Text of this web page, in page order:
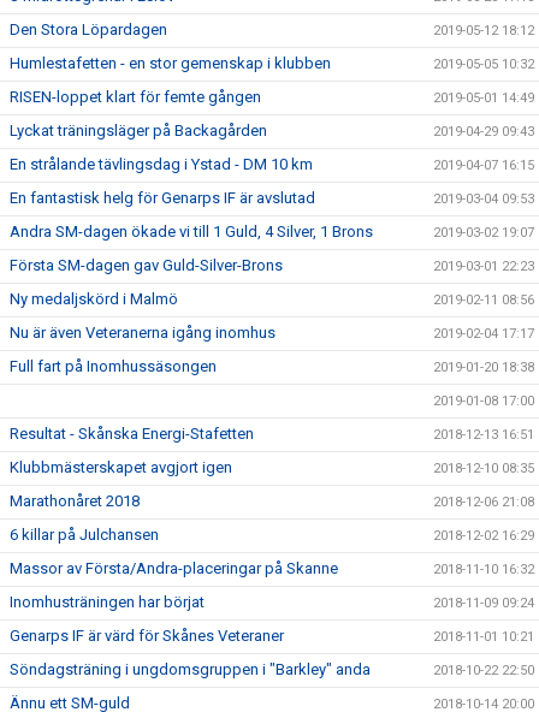
Den Stora Löpardagen 2019-05-12 18:12
Humlestafetten - en stor gemenskap i klubben 2019-05-05 10:32
RISEN-loppet klart för femte gången 2019-05-01 14:49
Lyckat träningsläger på Backagården 2019-04-29 09:43
En strålande tävlingsdag i Ystad - DM 10 km 2019-04-07 16:15
En fantastisk helg för Genarps IF är avslutad 2019-03-04 09:53
Andra SM-dagen ökade vi till 1 Guld, 4 Silver, 1 Brons 2019-03-02 19:07
Första SM-dagen gav Guld-Silver-Brons 2019-03-01 22:23
Ny medaljskörd i Malmö 2019-02-11 08:56
Nu är även Veteranerna igång inomhus 2019-02-04 17:17
Full fart på Inomhussäsongen 2019-01-20 18:38
2019-01-08 17:00
Resultat - Skånska Energi-Stafetten 2018-12-13 16:51
Klubbmästerskapet avgjort igen 2018-12-10 08:35
Marathonåret 2018 2018-12-06 21:08
6 killar på Julchansen 2018-12-02 16:29
Massor av Första/Andra-placeringar på Skanne 2018-11-10 16:32
Inomhusträningen har börjat 2018-11-09 09:24
Genarps IF är värd för Skånes Veteraner 2018-11-01 10:21
Söndagsträning i ungdomsgruppen i "Barkley" anda 2018-10-22 22:50
Ännu ett SM-guld 2018-10-14 20:00